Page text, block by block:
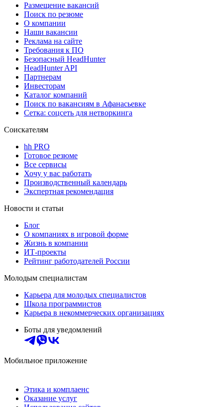
Размещение вакансий
Поиск по резюме
О компании
Наши вакансии
Реклама на сайте
Требования к ПО
Безопасный HeadHunter
HeadHunter API
Партнерам
Инвесторам
Каталог компаний
Поиск по вакансиям в Афанасьевке
Сетка: соцсеть для нетворкинга
Соискателям
hh PRO
Готовое резюме
Все сервисы
Хочу у вас работать
Производственный календарь
Экспертная рекомендация
Новости и статьи
Блог
О компаниях в игровой форме
Жизнь в компании
ИТ-проекты
Рейтинг работодателей России
Молодым специалистам
Карьера для молодых специалистов
Школа программистов
Карьера в некоммерческих организациях
Боты для уведомлений
Мобильное приложение
Этика и комплаенс
Оказание услуг